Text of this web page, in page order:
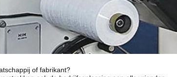
of fabrikant?